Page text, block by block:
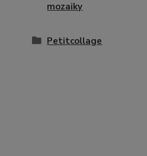
mozaiky
Petitcollage